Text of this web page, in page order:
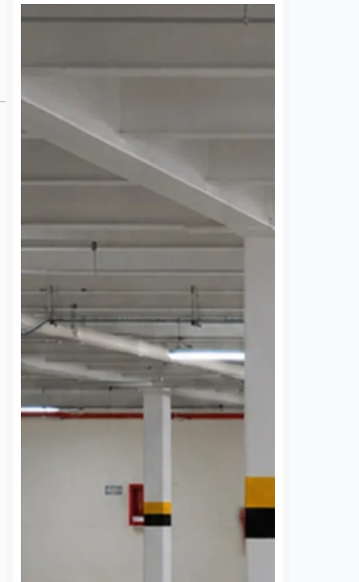
se estrella
Programa del DIF ya
47 escuelas
Susana Ramos 7 agosto, 2026
Más de seis mil estudiantes de